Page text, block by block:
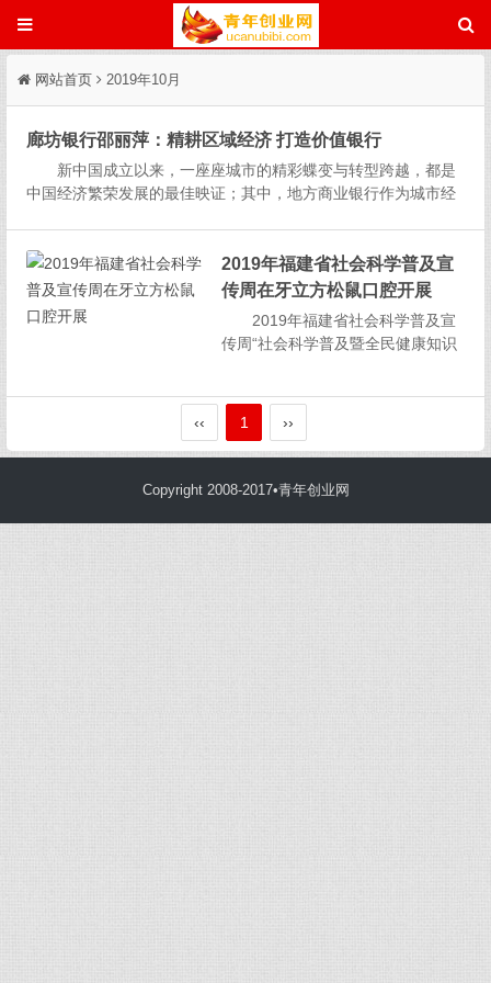
网站首页 2019年10月
廊坊银行邵丽萍：精耕区域经济 打造价值银行
新中国成立以来，一座座城市的精彩蝶变与转型跨越，都是
中国经济繁荣发展的最佳映证；其中，地方商业银行作为城市经
记、董事长邵丽...
2019年福建省社会科学普及宣
传周在牙立方松鼠口腔开展
2019年福建省社会科学普及宣
传周“社会科学普及暨全民健康知识
联合承办的“2019年福建省社会科学
普及宣传周“口腔健康，身体健康”在
牙立...
‹‹ 1 ››
Copyright 2008-2017•青年创业网